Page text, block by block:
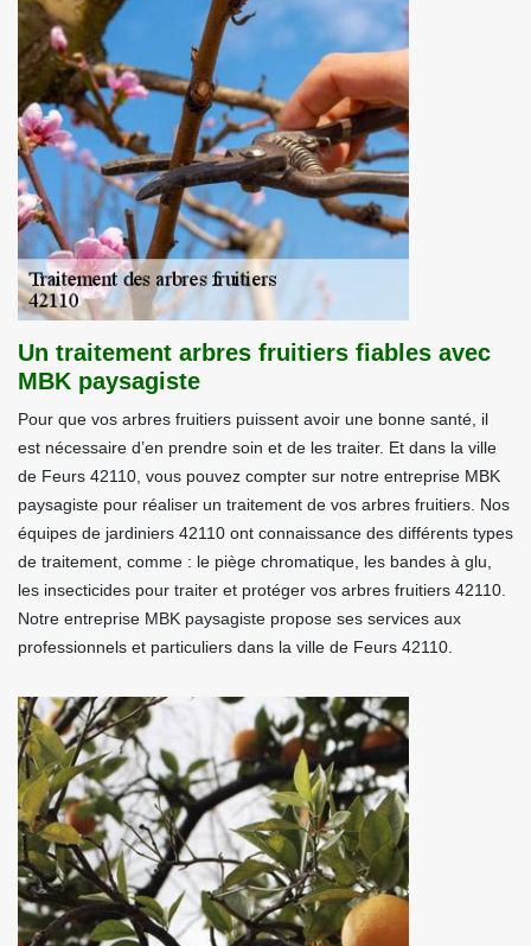
Un traitement arbres fruitiers fiables avec
MBK paysagiste
Pour que vos arbres fruitiers puissent avoir une bonne santé, il
est nécessaire d’en prendre soin et de les traiter. Et dans la ville
de Feurs 42110, vous pouvez compter sur notre entreprise MBK
paysagiste pour réaliser un traitement de vos arbres fruitiers. Nos
équipes de jardiniers 42110 ont connaissance des différents types
de traitement, comme : le piège chromatique, les bandes à glu,
les insecticides pour traiter et protéger vos arbres fruitiers 42110.
Notre entreprise MBK paysagiste propose ses services aux
professionnels et particuliers dans la ville de Feurs 42110.